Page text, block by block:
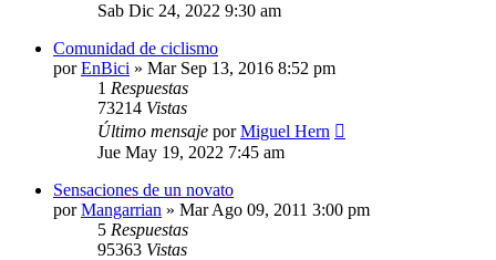
Sab Dic 24, 2022 9:30 am
Comunidad de ciclismo
porEnBici » Mar Sep 13, 2016 8:52 pm
1 Respuestas
73214 Vistas
Último mensaje porMiguel Hern
Jue May 19, 2022 7:45 am
Sensaciones de un novato
porMangarrian » Mar Ago 09, 2011 3:00 pm
5 Respuestas
95363 Vistas